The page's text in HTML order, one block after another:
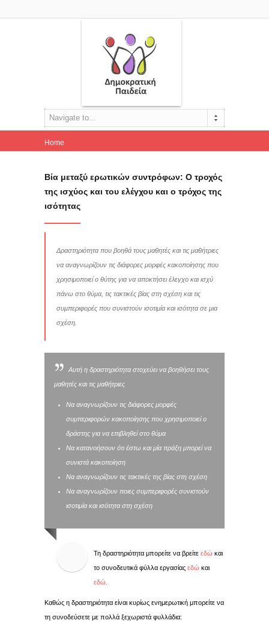
Navigate to...
Home
Βία μεταξύ ερωτικών συντρόφων: Ο τροχός
της ισχύος και του ελέγχου και ο τρόχος της
ισότητας
Δραστηριότητα που βοηθά τους μαθητές και τις μαθήτριες
να αναγνωρίζουν τις διάφορες μορφές κακοποίησης που
χρησιμοποιεί ο θύτης για να αποκτήσει έλεγχο και ισχύ
πάνω στο θύμα, τις τακτικές βίας στη σχέση και τις
συμπεριφορές που συνιστούν ισοτιμία και ισότητα σε μια
σχέση.
Αυτή η δραστηριότητα στοχεύει να βοηθήσει τους
μαθητές και τις μαθήτριες
Να αναγνωρίζουν τις διάφορες μορφές
συμπεριφορών κακοποίησης που χρησιμοποιεί ο
δράστης για να επιβληθεί στο θύμα
Να κατανοήσουν ότι έστω και μία πράξη μπορεί να
συνιστά κακοποίηση
Να αναγνωρίζουν τις τακτικές της βίας στη σχέση
Να αναγνωρίζουν ποιες συμπεριφορές συνιστούν
ισοτιμία και ισότητα στη σχέση
Τη δραστηριότητα μπορείτε να βρείτε εδώ και
το συνοδευτικά φύλλα εργασίας εδώ και
εδώ
Καθώς η δραστηριότητα είναι κυρίως ενημερωτική μπορείτε να
τη συνοδεύσετε με πολλά ξεχωριστά φυλλάδια: